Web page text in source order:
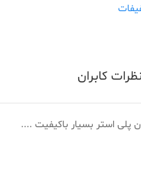
نظرات کابران
استر بسیار باکیفیت ....